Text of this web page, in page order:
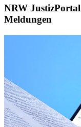
NRW JustizPortal
Meldungen